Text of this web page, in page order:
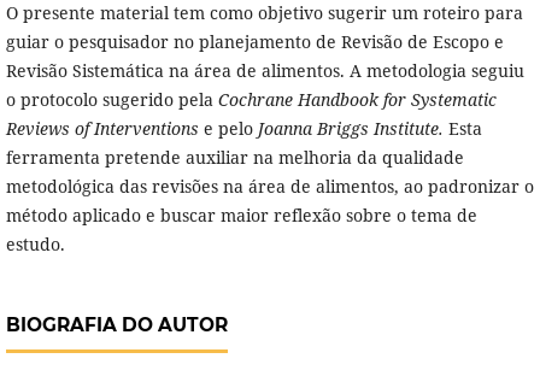
O presente material tem como objetivo sugerir um roteiro para
guiar o pesquisador no planejamento de Revisão de Escopo e
Revisão Sistemática na área de alimentos. A metodologia seguiu
o protocolo sugerido pela Cochrane Handbook for Systematic
Reviews of Interventions e pelo Joanna Briggs Institute. Esta
ferramenta pretende auxiliar na melhoria da qualidade
metodológica das revisões na área de alimentos, ao padronizar o
método aplicado e buscar maior reflexão sobre o tema de
estudo.
BIOGRAFIA DO AUTOR